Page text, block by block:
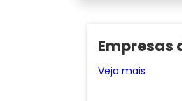
Empresas
Veja mais